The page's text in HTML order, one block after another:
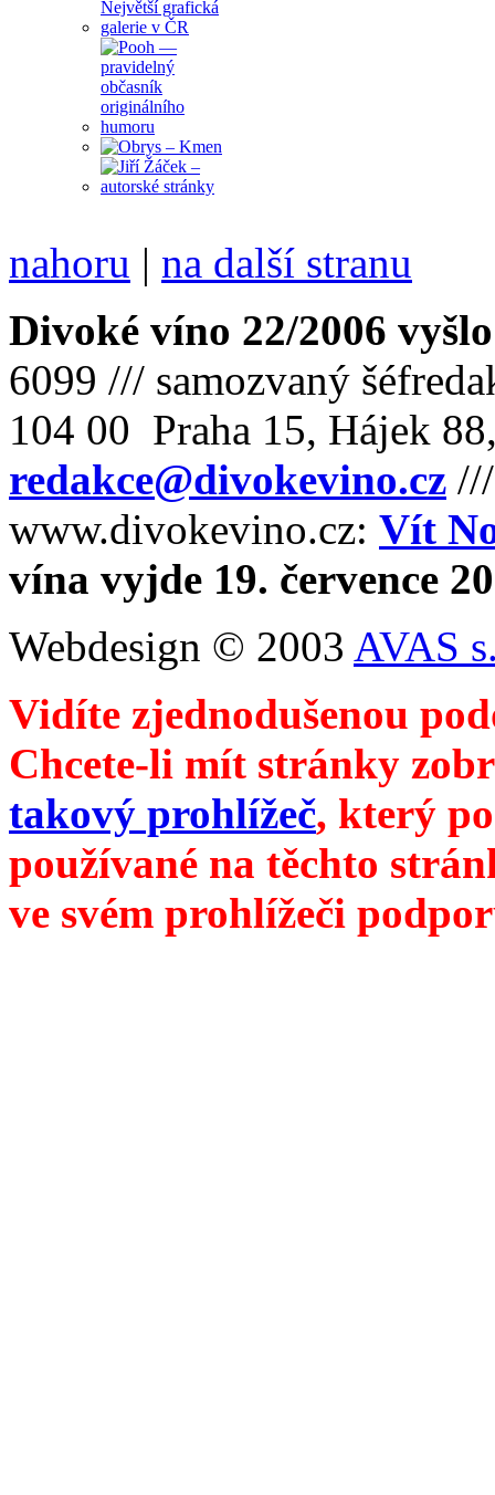
nahoru | na další stranu
Divoké víno 22/2006
6099 /// samozvaný
104 00 Praha 15, Hájek
redakce@divokevino.cz
www.divokevino.cz: Vít
vína vyjde 19. července
Webdesign © 2003 AVAS
Vidíte zjednodušenou
Chcete-li mít stránky
takový prohlížeč, který
používané na těchto
ve svém prohlížeči